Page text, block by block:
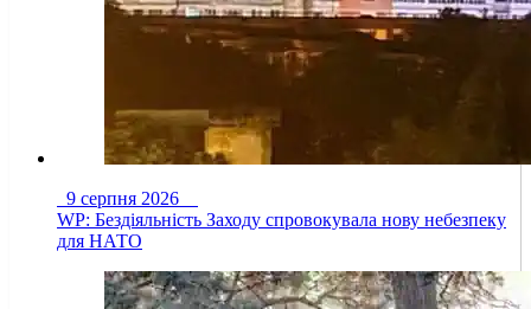
9 серпня 2026
WP: Бездіяльність Заходу спровокувала нову небезпеку
для НАТО